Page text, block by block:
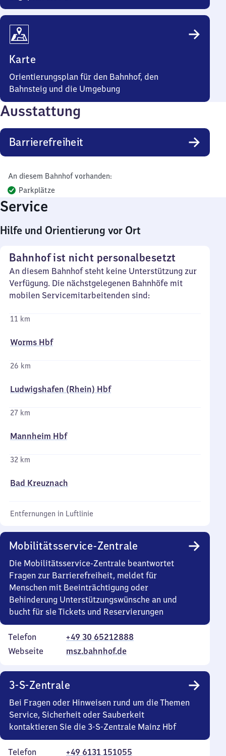
Karte
Orientierungsplan für den Bahnhof, den
Bahnsteig und die Umgebung
Ausstattung
Barrierefreiheit
An diesem Bahnhof vorhanden:
Parkplätze
Service
Hilfe und Orientierung vor Ort
Bahnhof ist nicht personalbesetzt
An diesem Bahnhof steht keine Unterstützung zur
Verfügung. Die nächstgelegenen Bahnhöfe mit
mobilen Servicemitarbeitenden sind:
11 km
Worms Hbf
26 km
Ludwigshafen (Rhein) Hbf
27 km
Mannheim Hbf
32 km
Bad Kreuznach
Entfernungen in Luftlinie
Mobilitätsservice-Zentrale
Die Mobilitätsservice-Zentrale beantwortet
Fragen zur Barrierefreiheit, meldet für
Menschen mit Beeinträchtigung oder
Behinderung Unterstützungswünsche an und
bucht für sie Tickets und Reservierungen
Telefon
+49 30 65212888
Webseite
msz.bahnhof.de
3-S-Zentrale
Bei Fragen oder Hinweisen rund um die Themen
Service, Sicherheit oder Sauberkeit
kontaktieren Sie die 3-S-Zentrale Mainz Hbf
Telefon +49 6131 151055